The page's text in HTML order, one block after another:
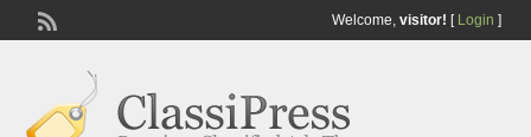
Welcome, visitor! [ Login ]